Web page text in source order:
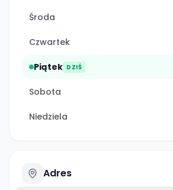
Środa
Czwartek
Piątek DZIŚ
Sobota
Niedziela
Adres